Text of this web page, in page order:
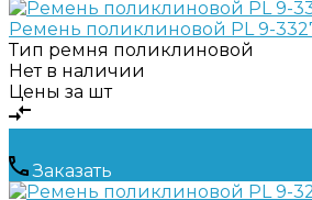
Ремень поликлиновой PL 9-
Тип ремня поликлиновой
Нет в наличии
Цены за шт
Заказать